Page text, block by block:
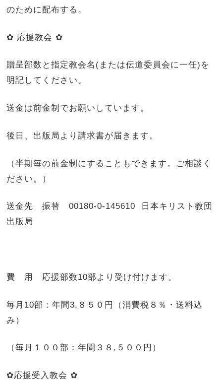
のために配布する。
✿ 応援教会 ✿
贈呈部数と指定教会名(または伝道委員会に一任)を
明記してください。
送金は前金制でお願いしています。
後日、出版局より請求書が届きます。
（半期毎の前金制にすることもできます。ご相談く
ださい。）
送金先 振替 00180-0-145610 日本キリスト教団
出版局
費 用 応援部数10部より受け付けます。
毎月10部：年間3,８５０円（消費税８％・送料込
み）
（毎月１００部：年間３８,５００円）
✿応援受入教会 ✿